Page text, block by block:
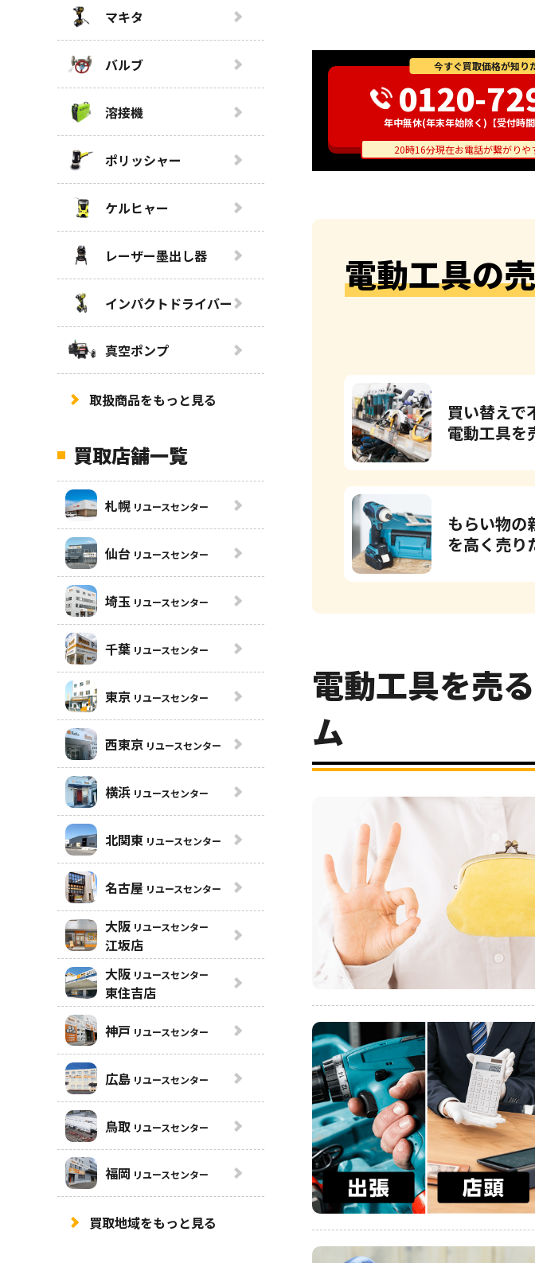
今すぐ買取価格が知り
0120-
年中無休(年末年始除く)【受付時
20時16分現在お電話が繋がりや
電動工具の
買い替えで
電動工具を
もらい物の
を高く売り
電動工具を売
ム
マキタ
バルブ
溶接機
ポリッシャー
ケルヒャー
レーザー墨出し器
インパクトドライバー
真空ポンプ
取扱商品をもっと見る
買取店舗一覧
札幌 リユースセンター
仙台 リユースセンター
埼玉 リユースセンター
千葉 リユースセンター
東京 リユースセンター
西東京 リユースセンター
横浜 リユースセンター
北関東 リユースセンター
名古屋 リユースセンター
大阪 リユースセンター
江坂店
大阪 リユースセンター
東住吉店
神戸 リユースセンター
広島 リユースセンター
鳥取 リユースセンター
福岡 リユースセンター
買取地域をもっと見る